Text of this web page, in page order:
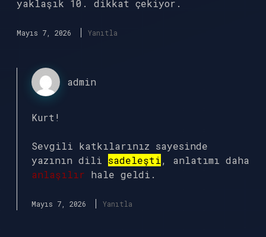
yaklaşık 10. dikkat çekiyor.
Mayıs 7, 2026 Yanıtla
admin
Kurt!
Sevgili katkılarınız sayesinde
yazının dili sadeleşti, anlatımı daha
anlaşılır hale geldi.
Mayıs 7, 2026 Yanıtla